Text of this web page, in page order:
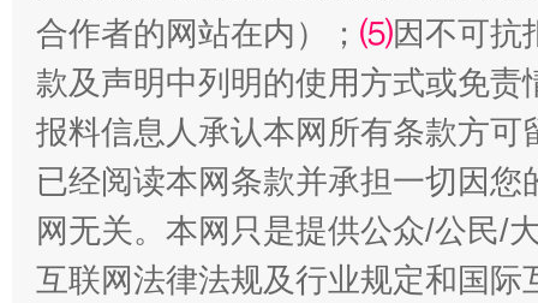
揭批美国五大"原罪" "
合作者的网站在内）； ⑸因不可抗
款及声明中列明的使用方式或免责
报料信息人承认本网所有条款方
已经阅读本网条款并承担一切因
网无关。本网只是提供公众/公民/
互联网法律法规及行业规定和国